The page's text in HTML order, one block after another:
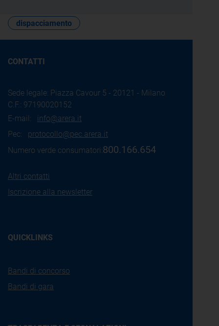
dispacciamento
CONTATTI
Sede legale: Piazza Cavour 5 - 20121 - Milano
C.F.: 97190020152
E-mail: info@arera.it
Pec: protocollo@pec.arera.it
Numero verde consumatori:800.166.654
Altri contatti
Iscrizione alla newsletter
QUICKLINKS
Bandi di concorso
Bandi di gara